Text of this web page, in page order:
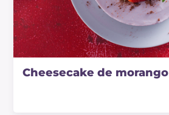
Cheesecake de morango